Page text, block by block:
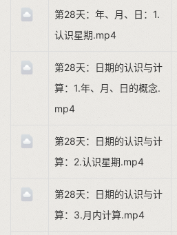
第28天：年、月、日：1.
认识星期.mp4
第28天：日期的认识与计
算：1.年、月、日的概念.
mp4
第28天：日期的认识与计
算：2.认识星期.mp4
第28天：日期的认识与计
算：3.月内计算.mp4